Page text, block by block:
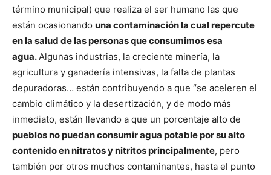
término municipal) que realiza el ser humano las que
están ocasionando una contaminación la cual repercute
en la salud de las personas que consumimos esa
agua. Algunas industrias, la creciente minería, la
agricultura y ganadería intensivas, la falta de plantas
depuradoras… están contribuyendo a que “se aceleren el
cambio climático y la desertización, y de modo más
inmediato, están llevando a que un porcentaje alto de
pueblos no puedan consumir agua potable por su alto
contenido en nitratos y nitritos principalmente, pero
también por otros muchos contaminantes, hasta el punto